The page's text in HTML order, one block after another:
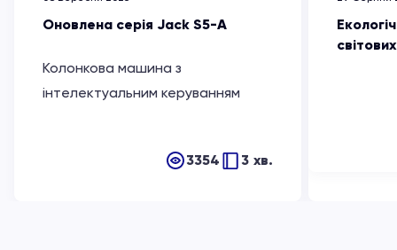
Оновлена серія Jack S5-A
Колонкова машина з
інтелектуальним керуванням
3354 3 хв.